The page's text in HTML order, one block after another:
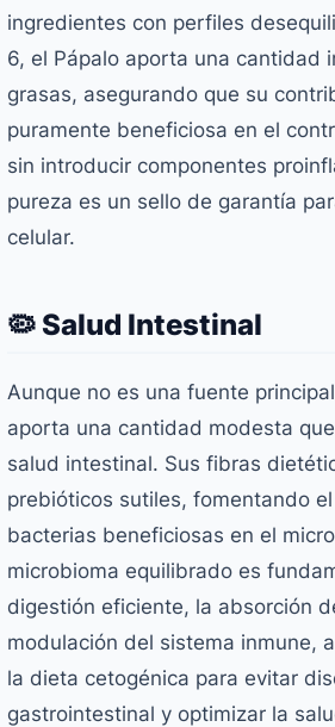
ingredientes con perfiles
6, el Pápalo aporta una cantidad
grasas, asegurando que su
puramente beneficiosa en el
sin introducir componentes
pureza es un sello de garantía
celular.
🦠 Salud Intestinal
Aunque no es una fuente
aporta una cantidad modesta
salud intestinal. Sus fibras
prebióticos sutiles, fomentando
bacterias beneficiosas en el
microbioma equilibrado es
digestión eficiente, la absorción
modulación del sistema inmune,
la dieta cetogénica para evitar
gastrointestinal y optimizar la